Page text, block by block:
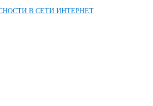
В СЕТИ ИНТЕРНЕТ